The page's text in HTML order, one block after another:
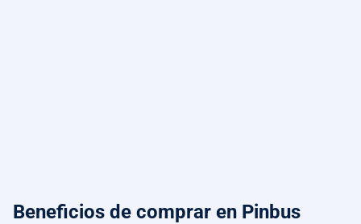
Beneficios de comprar en Pinbus